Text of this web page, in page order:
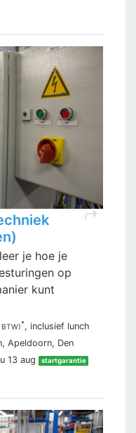
shortcut
je hoe je
op
kunt
*, inclusief lunch
Apeldoorn, Den
13 aug startgarantie